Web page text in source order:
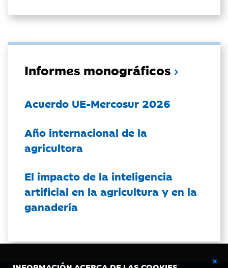
Informes monográficos
Acuerdo UE-Mercosur 2026
Año internacional de la
agricultora
El impacto de la inteligencia
artificial en la agricultura y en la
ganadería